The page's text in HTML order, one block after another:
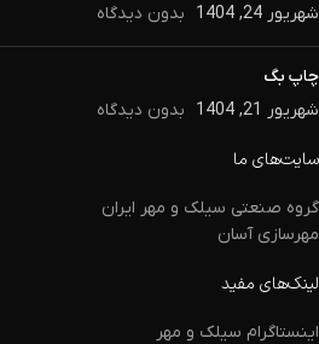
شهریور 24, 1404
بدون دیدگاه
چاپ بگ
شهریور 21, 1404
بدون دیدگاه
سایت‌های ما
گروه صنعتی سیلک و مهر ایران
مهرسازی آسان
لینک‌های مفید
اینستاگرام سیلک و مهر